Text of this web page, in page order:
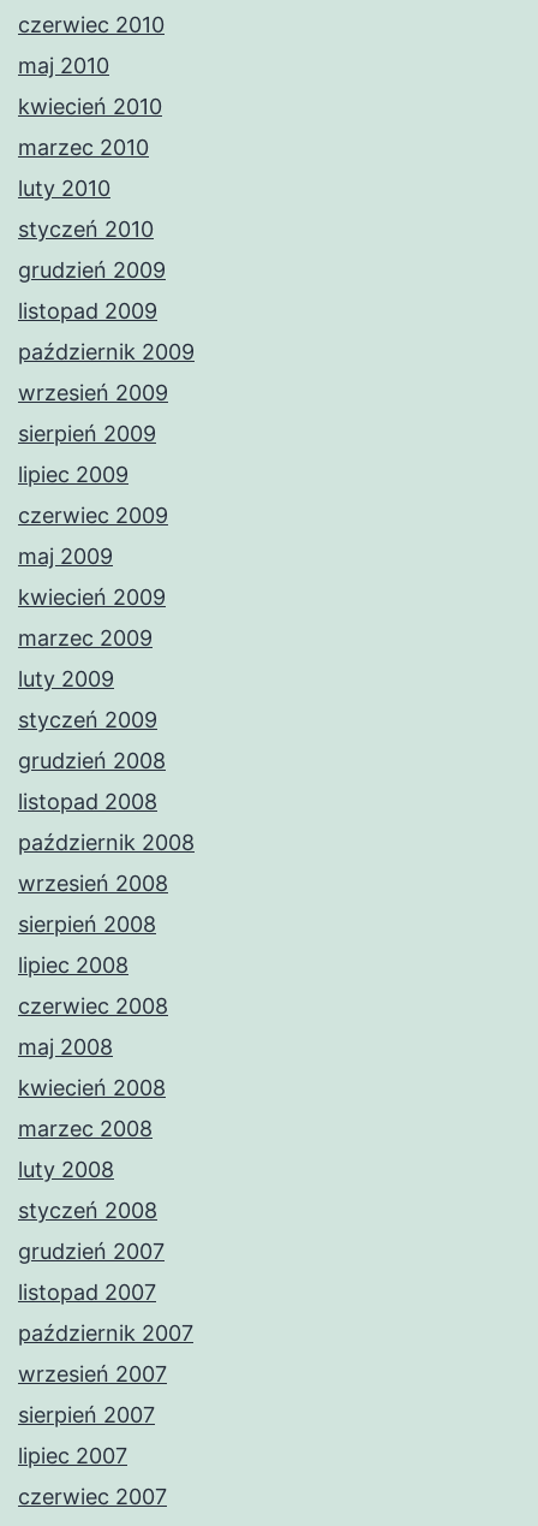
czerwiec 2010
maj 2010
kwiecień 2010
marzec 2010
luty 2010
styczeń 2010
grudzień 2009
listopad 2009
październik 2009
wrzesień 2009
sierpień 2009
lipiec 2009
czerwiec 2009
maj 2009
kwiecień 2009
marzec 2009
luty 2009
styczeń 2009
grudzień 2008
listopad 2008
październik 2008
wrzesień 2008
sierpień 2008
lipiec 2008
czerwiec 2008
maj 2008
kwiecień 2008
marzec 2008
luty 2008
styczeń 2008
grudzień 2007
listopad 2007
październik 2007
wrzesień 2007
sierpień 2007
lipiec 2007
czerwiec 2007